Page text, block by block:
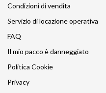
Condizioni di vendita
Servizio di locazione operativa
FAQ
Il mio pacco è danneggiato
Politica Cookie
Privacy